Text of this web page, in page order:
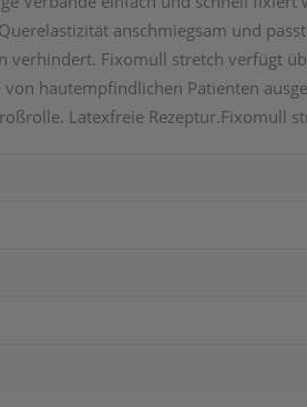
anschmiegsam und
verhindert. Fixomull stretch verfügt
hautempfindlichen Patienten
Latexfreie Rezeptur.Fixomull